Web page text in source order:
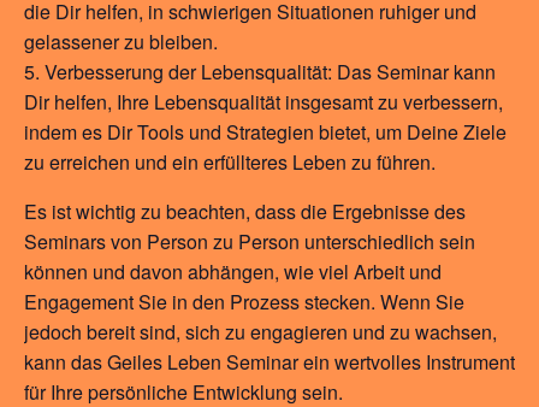
die Dir helfen, in schwierigen Situationen ruhiger und
gelassener zu bleiben.
Verbesserung der Lebensqualität: Das Seminar kann
Dir helfen, Ihre Lebensqualität insgesamt zu verbessern,
indem es Dir Tools und Strategien bietet, um Deine Ziele
zu erreichen und ein erfüllteres Leben zu führen.
Es ist wichtig zu beachten, dass die Ergebnisse des
Seminars von Person zu Person unterschiedlich sein
können und davon abhängen, wie viel Arbeit und
Engagement Sie in den Prozess stecken. Wenn Sie
jedoch bereit sind, sich zu engagieren und zu wachsen,
kann das Geiles Leben Seminar ein wertvolles Instrument
für Ihre persönliche Entwicklung sein.